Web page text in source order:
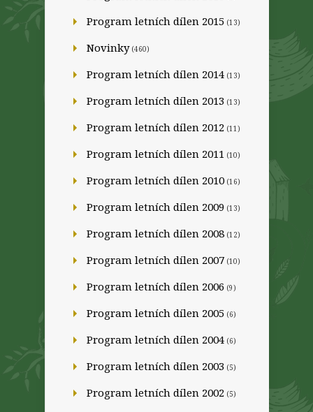
Program letních dílen 2015 (13)
Novinky(460)
Program letních dílen 2014 (13)
Program letních dílen 2013 (13)
Program letních dílen 2012 (11)
Program letních dílen 2011 (10)
Program letních dílen 2010 (16)
Program letních dílen 2009 (13)
Program letních dílen 2008 (12)
Program letních dílen 2007 (10)
Program letních dílen 2006 (9)
Program letních dílen 2005 (6)
Program letních dílen 2004 (6)
Program letních dílen 2003 (5)
Program letních dílen 2002 (5)